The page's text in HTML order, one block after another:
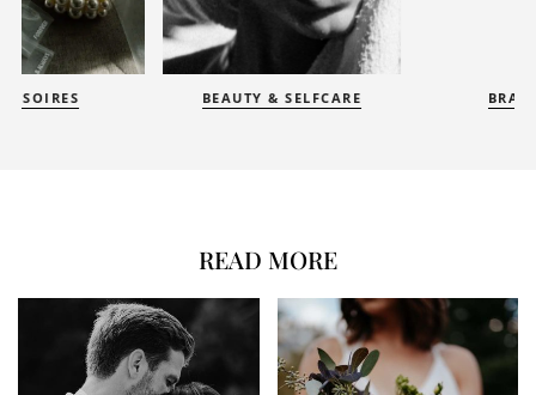
BEAUTY & SELFCARE BRAUTMODE
READ MORE